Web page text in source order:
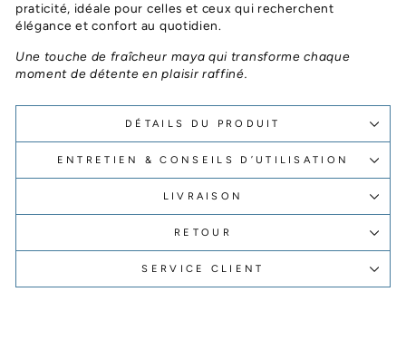
praticité, idéale pour celles et ceux qui recherchent
élégance et confort au quotidien.
Une touche de fraîcheur maya qui transforme chaque
moment de détente en plaisir raffiné.
DÉTAILS DU PRODUIT
ENTRETIEN & CONSEILS D’UTILISATION
LIVRAISON
RETOUR
SERVICE CLIENT